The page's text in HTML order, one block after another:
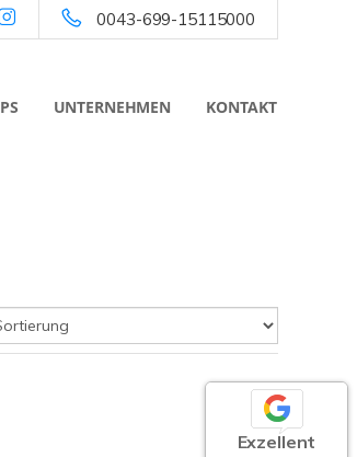
0043-699-15115000
UNTERNEHMEN KONTAKT
Exzellent